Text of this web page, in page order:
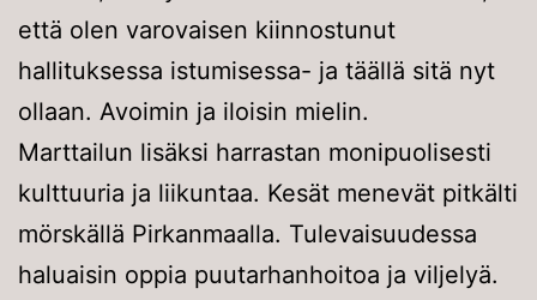
että olen varovaisen kiinnostunut
hallituksessa istumisessa- ja täällä sitä nyt
ollaan. Avoimin ja iloisin mielin.
Marttailun lisäksi harrastan monipuolisesti
kulttuuria ja liikuntaa. Kesät menevät pitkälti
mörskällä Pirkanmaalla. Tulevaisuudessa
haluaisin oppia puutarhanhoitoa ja viljelyä.